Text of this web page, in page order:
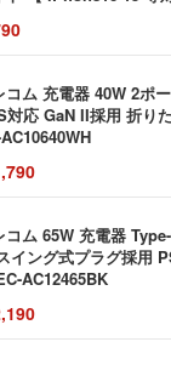
コム 充電器 40W 2ポ
対応 GaN II採用 折り
コム 65W 充電器
イング式プラグ採用
AC12465BK